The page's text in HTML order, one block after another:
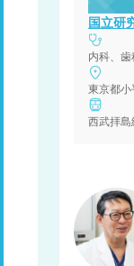
国立研
東京都小
西武拝島